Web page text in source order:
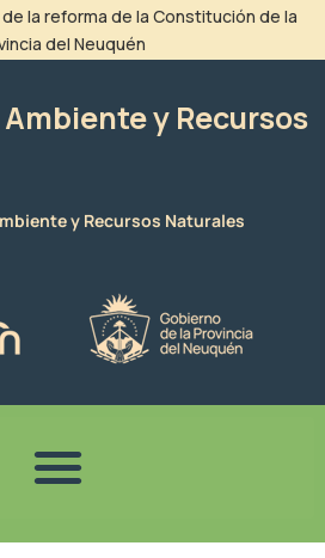
de la reforma de la Constitución de la
del Neuquén
y Recursos
y Recursos Naturales